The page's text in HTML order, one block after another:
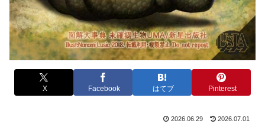
X Facebook はてブ Pinterest
2026.06.29 2026.07.01